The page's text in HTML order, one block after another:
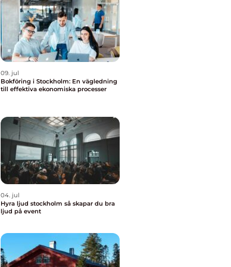
09. jul
Bokföring i Stockholm: En vägledning
till effektiva ekonomiska processer
04. jul
Hyra ljud stockholm så skapar du bra
ljud på event